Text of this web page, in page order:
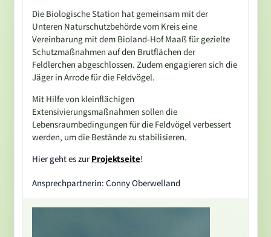
Die Biologische Station hat gemeinsam mit der
Unteren Naturschutzbehörde vom Kreis eine
Vereinbarung mit dem Bioland-HofMaaß für gezielte
Schutzmaßnahmen auf den Brutflächen der
Feldlerchen abgeschlossen. Zudem engagieren sich die
Jäger in Arrode für die Feldvögel.
Mit Hilfe von kleinflächigen
Extensivierungsmaßnahmen sollen die
Lebensraumbedingungen für die Feldvögel verbessert
werden, um die Bestände zu stabilisieren.
Hier geht es zur Projektseite!
Ansprechpartnerin: Conny Oberwelland